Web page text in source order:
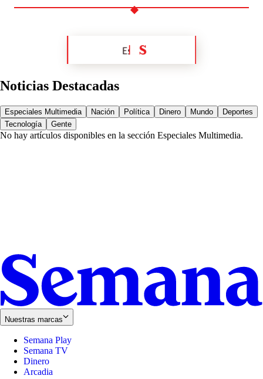
Noticias Destacadas
Especiales Multimedia Nación Política Dinero Mundo
Deportes
Tecnología
Gente
No hay artículos disponibles en la sección Especiales Multimedia.
Nuestras marcas
Semana Play
Semana TV
Dinero
Arcadia